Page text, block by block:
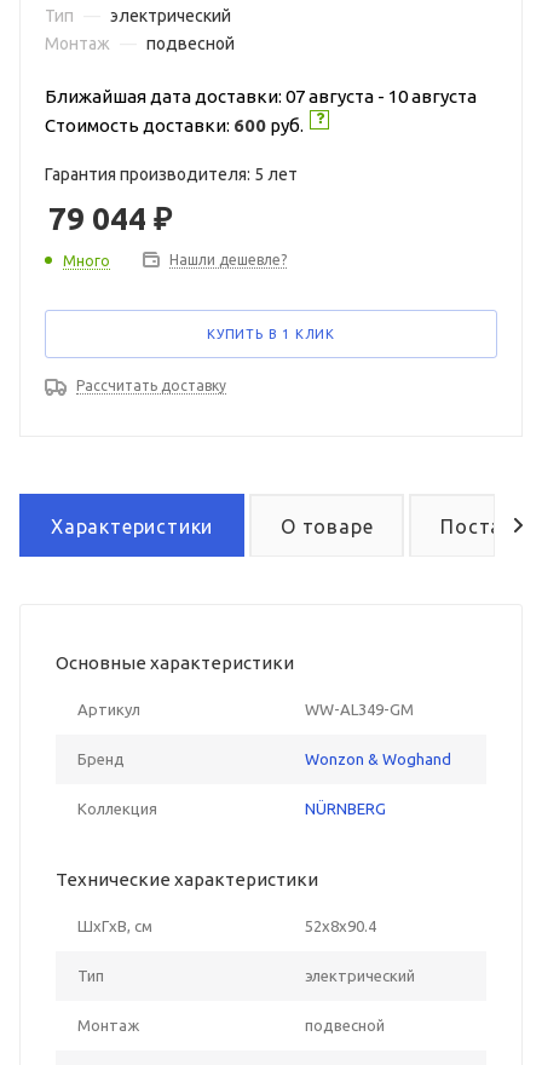
Тип
электрический
Монтаж
подвесной
Ближайшая дата доставки: 07 августа - 10 августа
Стоимость доставки: 600 руб.
Гарантия производителя: 5 лет
79 044 ₽
Много Нашли дешевле?
КУПИТЬ В 1 КЛИК
Рассчитать доставку
Характеристики О товаре Поставка
Основные характеристики
Артикул WW-AL349-GM
Бренд Wonzon & Woghand
Коллекция NÜRNBERG
Технические характеристики
ШxГxВ, см 52x8x90.4
Тип электрический
Монтаж подвесной